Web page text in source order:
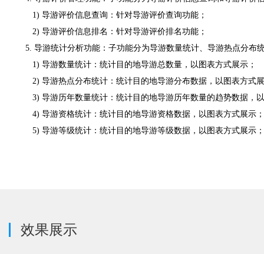
1) 导游评价信息查询：针对导游评价查询功能；
2) 导游评价信息排名：针对导游评价排名功能；
5. 导游统计分析功能：子功能分为导游数量统计、导游热点分布
1) 导游数量统计：统计目的地导游总数量，以图表方式展示；
2) 导游热点分布统计：统计目的地导游分布数据，以图表方式
3) 导游历年数量统计：统计目的地导游历年数量的趋势数据，
4) 导游资格统计：统计目的地导游资格数据，以图表方式展示；
5) 导游等级统计：统计目的地导游等级数据，以图表方式展示；
效果展示